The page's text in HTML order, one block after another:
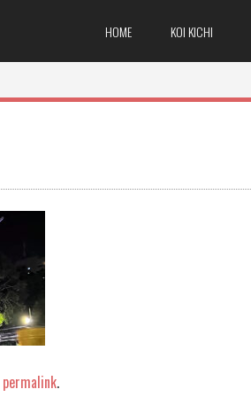
HOME KOI KICHI
permalink.